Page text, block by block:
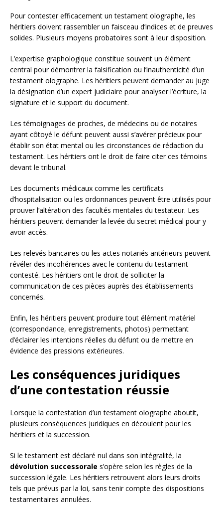
Pour contester efficacement un testament olographe, les
héritiers doivent rassembler un faisceau d’indices et de preuves
solides. Plusieurs moyens probatoires sont à leur disposition.
L’expertise graphologique constitue souvent un élément
central pour démontrer la falsification ou l’inauthenticité d’un
testament olographe. Les héritiers peuvent demander au juge
la désignation d’un expert judiciaire pour analyser l’écriture, la
signature et le support du document.
Les témoignages de proches, de médecins ou de notaires
ayant côtoyé le défunt peuvent aussi s’avérer précieux pour
établir son état mental ou les circonstances de rédaction du
testament. Les héritiers ont le droit de faire citer ces témoins
devant le tribunal.
Les documents médicaux comme les certificats
d’hospitalisation ou les ordonnances peuvent être utilisés pour
prouver l’altération des facultés mentales du testateur. Les
héritiers peuvent demander la levée du secret médical pour y
avoir accès.
Les relevés bancaires ou les actes notariés antérieurs peuvent
révéler des incohérences avec le contenu du testament
contesté. Les héritiers ont le droit de solliciter la
communication de ces pièces auprès des établissements
concernés.
Enfin, les héritiers peuvent produire tout élément matériel
(correspondance, enregistrements, photos) permettant
d’éclairer les intentions réelles du défunt ou de mettre en
évidence des pressions extérieures.
Les conséquences juridiques
d’une contestation réussie
Lorsque la contestation d’un testament olographe aboutit,
plusieurs conséquences juridiques en découlent pour les
héritiers et la succession.
Si le testament est déclaré nul dans son intégralité, la
dévolution successorale s’opère selon les règles de la
succession légale. Les héritiers retrouvent alors leurs droits
tels que prévus par la loi, sans tenir compte des dispositions
testamentaires annulées.